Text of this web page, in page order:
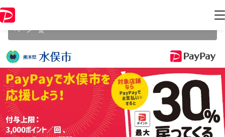
ジ内の情報はキャンペーン終了時点のものになります。
ペーン一覧